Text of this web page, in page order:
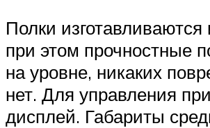
Полки изготавливаются
при этом прочностные
на уровне, никаких
нет. Для управления
дисплей. Габариты